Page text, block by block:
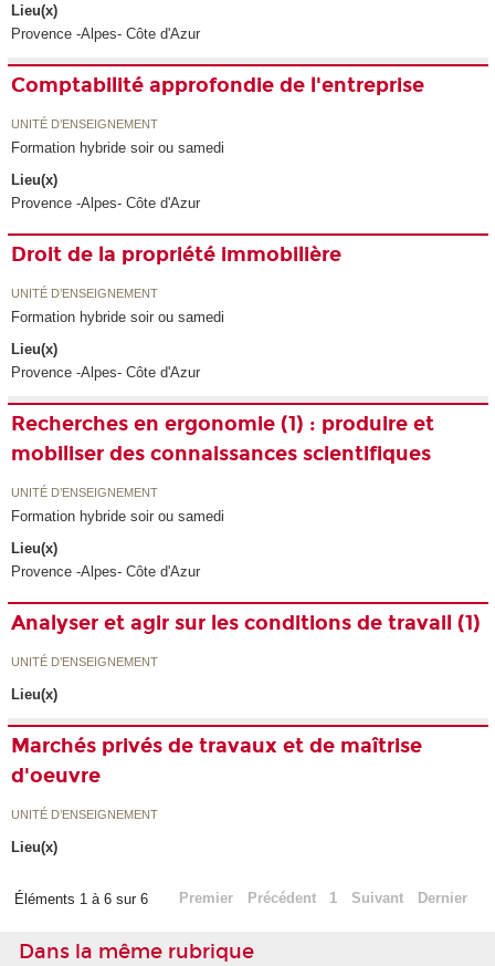
Lieu(x)
Provence -Alpes- Côte d'Azur
Comptabilité approfondie de l'entreprise
UNITÉ D’ENSEIGNEMENT
Formation hybride soir ou samedi
Lieu(x)
Provence -Alpes- Côte d'Azur
Droit de la propriété immobilière
UNITÉ D’ENSEIGNEMENT
Formation hybride soir ou samedi
Lieu(x)
Provence -Alpes- Côte d'Azur
Recherches en ergonomie (1) : produire et
mobiliser des connaissances scientifiques
UNITÉ D’ENSEIGNEMENT
Formation hybride soir ou samedi
Lieu(x)
Provence -Alpes- Côte d'Azur
Analyser et agir sur les conditions de travail (1)
UNITÉ D’ENSEIGNEMENT
Lieu(x)
Marchés privés de travaux et de maîtrise
d'oeuvre
UNITÉ D’ENSEIGNEMENT
Lieu(x)
Éléments 1 à 6 sur 6 Premier Précédent 1 Suivant Dernier
Dans la même rubrique